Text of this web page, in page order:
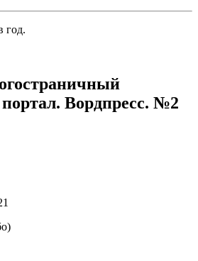
год.
Вордпресс. №2